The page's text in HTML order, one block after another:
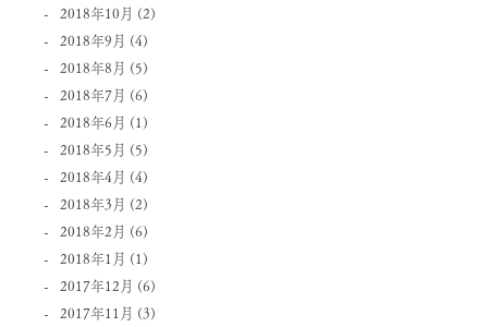
2018年10月 (2)
2018年9月 (4)
2018年8月 (5)
2018年7月 (6)
2018年6月 (1)
2018年5月 (5)
2018年4月 (4)
2018年3月 (2)
2018年2月 (6)
2018年1月 (1)
2017年12月 (6)
2017年11月 (3)